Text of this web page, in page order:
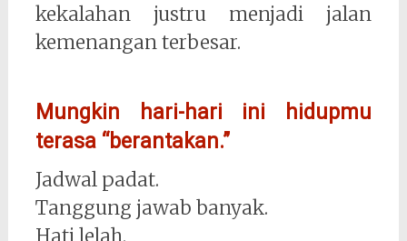
kekalahan justru menjadi jalan
kemenangan terbesar.
Mungkin hari-hari ini hidupmu
terasa “berantakan.”
Jadwal padat.
Tanggung jawab banyak.